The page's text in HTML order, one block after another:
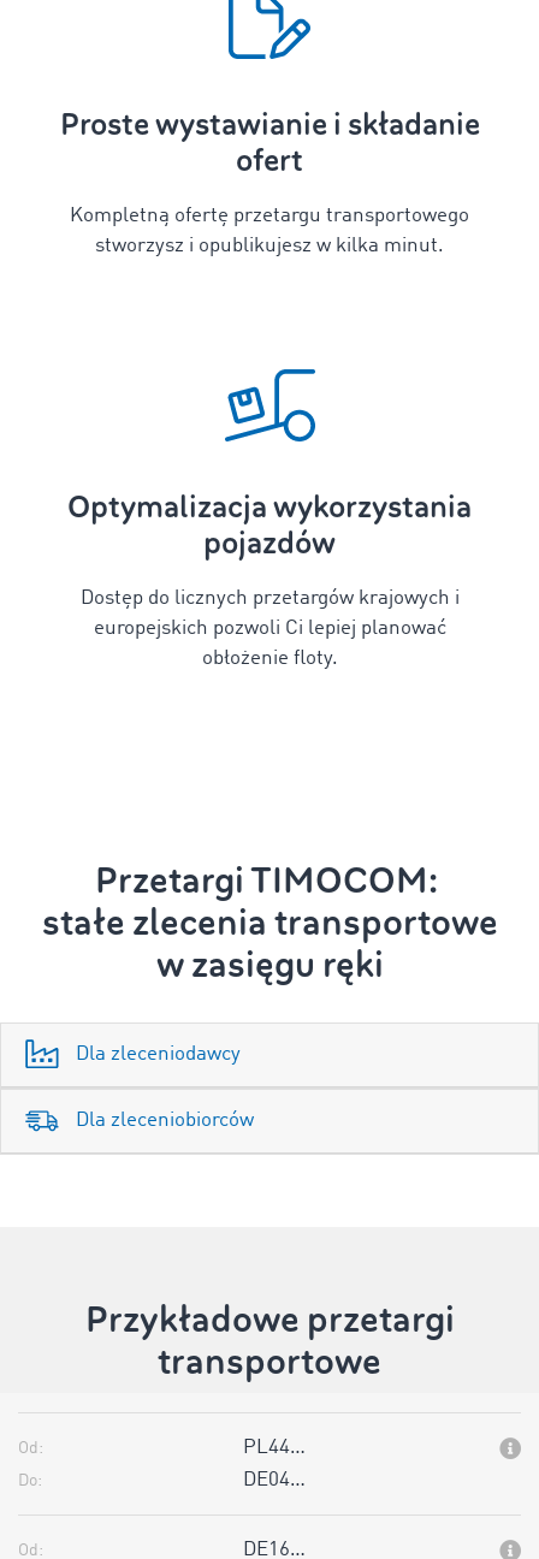
Proste wystawianie i składanie
ofert
Kompletną ofertę przetargu transportowego
stworzysz i opublikujesz w kilka minut.
Optymalizacja wykorzystania
pojazdów
Dostęp do licznych przetargów krajowych i
europejskich pozwoli Ci lepiej planować
obłożenie floty.
Przetargi TIMOCOM:
stałe zlecenia transportowe
w zasięgu ręki
Dla zleceniodawcy
Dla zleceniobiorców
Przykładowe przetargi
transportowe
Od: PL44…
Do: DE04…
Od: DE16…